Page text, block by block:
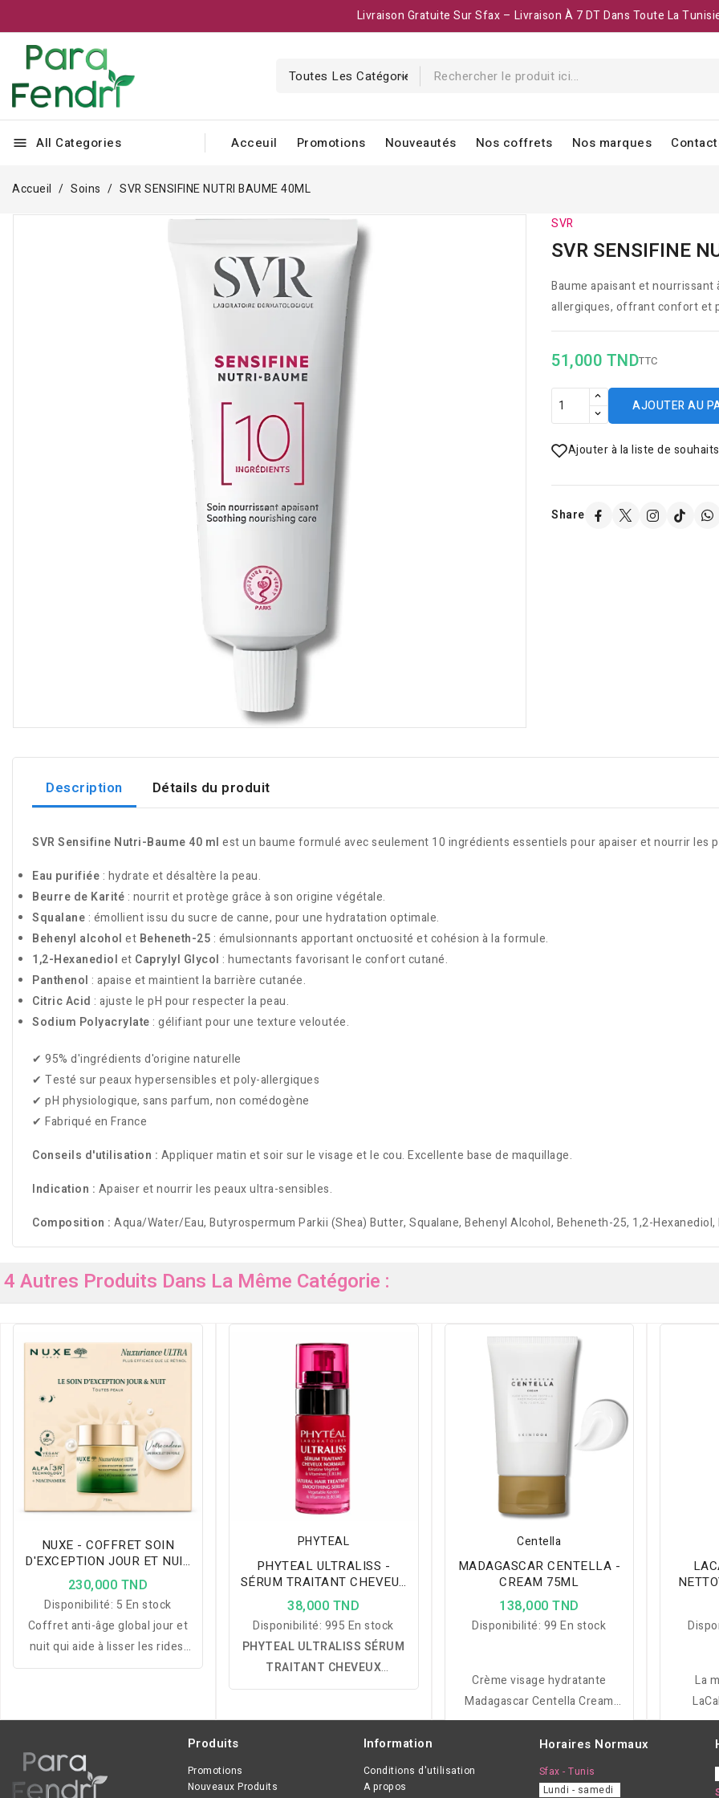
Livraison Gratuite Sur Sfax – Livraison À 7 DT Dans Toute La
menu All Categories Acceuil Promotions Nouveautés Nos coffrets Nos marques
Accueil Soins SVR SENSIFINE NUTRI BAUME 40ML
SVR
SVR SENSIFINE
Baume apaisant et
allergiques, offrant confort et
51,000 TNDTTC
AJOUTER AU
Ajouter à la liste de souhaits
Share
Description Détails du produit
SVR Sensifine Nutri-Baume 40 ml est un baume formulé avec seulement 10 ingrédients essentiels pour apaiser et nourrir les
Eau purifiée : hydrate et désaltère la peau.
Beurre de Karité : nourrit et protège grâce à son origine végétale.
Squalane : émollient issu du sucre de canne, pour une hydratation optimale.
Behenyl alcohol et Beheneth-25 : émulsionnants apportant onctuosité et cohésion à la formule.
1,2-Hexanediol et Caprylyl Glycol : humectants favorisant le confort cutané.
Panthenol : apaise et maintient la barrière cutanée.
Citric Acid : ajuste le pH pour respecter la peau.
Sodium Polyacrylate : gélifiant pour une texture veloutée.
✔ 95% d'ingrédients d'origine naturelle
✔ Testé sur peaux hypersensibles et poly-allergiques
✔ pH physiologique, sans parfum, non comédogène
✔ Fabriqué en France
Conseils d'utilisation : Appliquer matin et soir sur le visage et le cou. Excellente base de maquillage.
Indication : Apaiser et nourrir les peaux ultra-sensibles.
Composition : Aqua/Water/Eau, Butyrospermum Parkii (Shea) Butter, Squalane, Behenyl Alcohol, Beheneth-25, 1,2-
4 Autres Produits Dans La Même Catégorie :
NUXE - COFFRET SOIN
D'EXCEPTION JOUR ET NUIT
75ML + BRACELET EN
PERLE OFFERT
230,000 TND
Disponibilité: 5 En stock
Coffret anti-âge global jour et
nuit qui aide à lisser les rides,
raffermir la peau et raviver
PHYTEAL
PHYTEAL ULTRALISS -
SÉRUM TRAITANT CHEVEUX
NORMAUX À LA VITAMINE
B3 40 ML
38,000 TND
Disponibilité: 995 En stock
PHYTEAL ULTRALISS SÉRUM
TRAITANT CHEVEUX
NORMAUX À LA VITAMINE B3
facilite le coiffage et apporte
douceur, souplesse et brillance
aux cheveux sans les alourdir.
Centella
MADAGASCAR CENTELLA -
CREAM 75ML
138,000 TND
Disponibilité: 99 En stock
Crème visage hydratante
Madagascar Centella Cream
75ml de Skin1004, apaise
rougeurs et inflammations,
nourrit, raffermit et protège
tous types de peaux.
La
illumine
et la
à
Produits
Promotions
Nouveaux Produits
Information
Conditions d'utilisation
A propos
Horaires Normaux
Sfax - Tunis
Lundi - samedi